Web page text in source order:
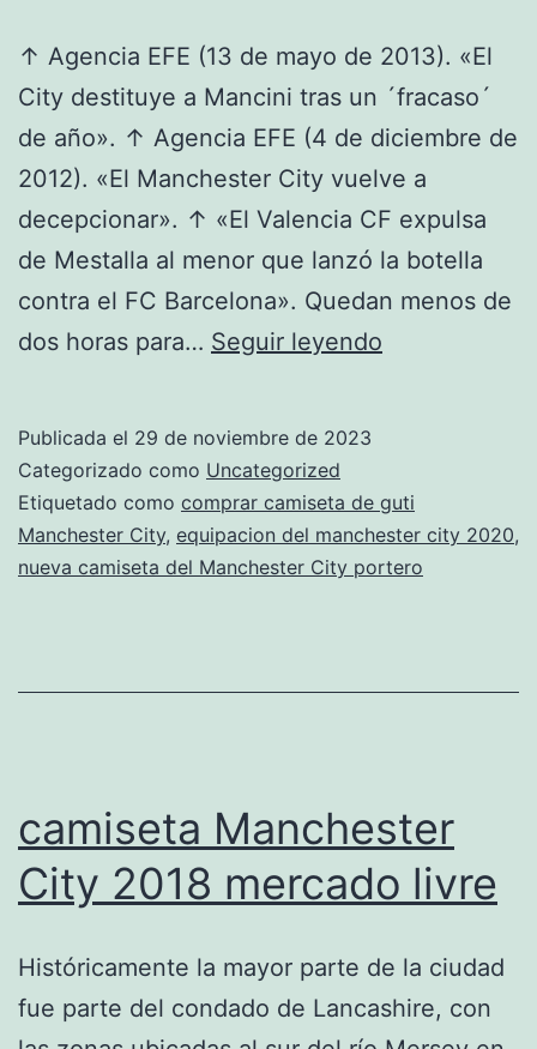
↑ Agencia EFE (13 de mayo de 2013). «El
City destituye a Mancini tras un ´fracaso´
de año». ↑ Agencia EFE (4 de diciembre de
2012). «El Manchester City vuelve a
decepcionar». ↑ «El Valencia CF expulsa
de Mestalla al menor que lanzó la botella
contra el FC Barcelona». Quedan menos de
dos horas para… Seguir leyendo
Manchester
City
2018
Publicada el 29 de noviembre de 2023
Categorizado como Uncategorized
Etiquetado como comprar camiseta de guti
Manchester City, equipacion del manchester city 2020,
nueva camiseta del Manchester City portero
camiseta Manchester
City 2018 mercado livre
Históricamente la mayor parte de la ciudad
fue parte del condado de Lancashire, con